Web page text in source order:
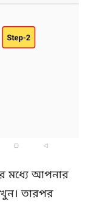
মধ্যে আপনার
তারপর